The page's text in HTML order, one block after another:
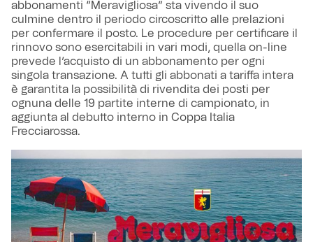
abbonamenti “Meravigliosa” sta vivendo il suo
culmine dentro il periodo circoscritto alle prelazioni
per confermare il posto. Le procedure per certificare il
rinnovo sono esercitabili in vari modi, quella on-line
prevede l’acquisto di un abbonamento per ogni
singola transazione. A tutti gli abbonati a tariffa intera
è garantita la possibilità di rivendita dei posti per
ognuna delle 19 partite interne di campionato, in
aggiunta al debutto interno in Coppa Italia
Frecciarossa.